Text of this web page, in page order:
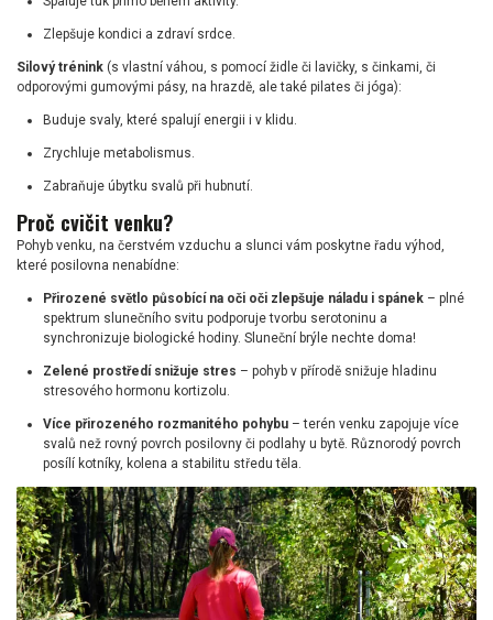
Zlepšuje kondici a zdraví srdce.
Silový trénink (s vlastní váhou, s pomocí židle či lavičky, s činkami, či
odporovými gumovými pásy, na hrazdě, ale také pilates či jóga):
Buduje svaly, které spalují energii i v klidu.
Zrychluje metabolismus.
Zabraňuje úbytku svalů při hubnutí.
Proč cvičit venku?
Pohyb venku, na čerstvém vzduchu a slunci vám poskytne řadu výhod,
které posilovna nenabídne:
Přirozené světlo působící na oči oči zlepšuje náladu i spánek – plné
spektrum slunečního svitu podporuje tvorbu serotoninu a
synchronizuje biologické hodiny. Sluneční brýle nechte doma!
Zelené prostředí snižuje stres – pohyb v přírodě snižuje hladinu
stresového hormonu kortizolu.
Více přirozeného rozmanitého pohybu – terén venku zapojuje více
svalů než rovný povrch posilovny či podlahy u bytě. Různorodý povrch
posílí kotníky, kolena a stabilitu středu těla.